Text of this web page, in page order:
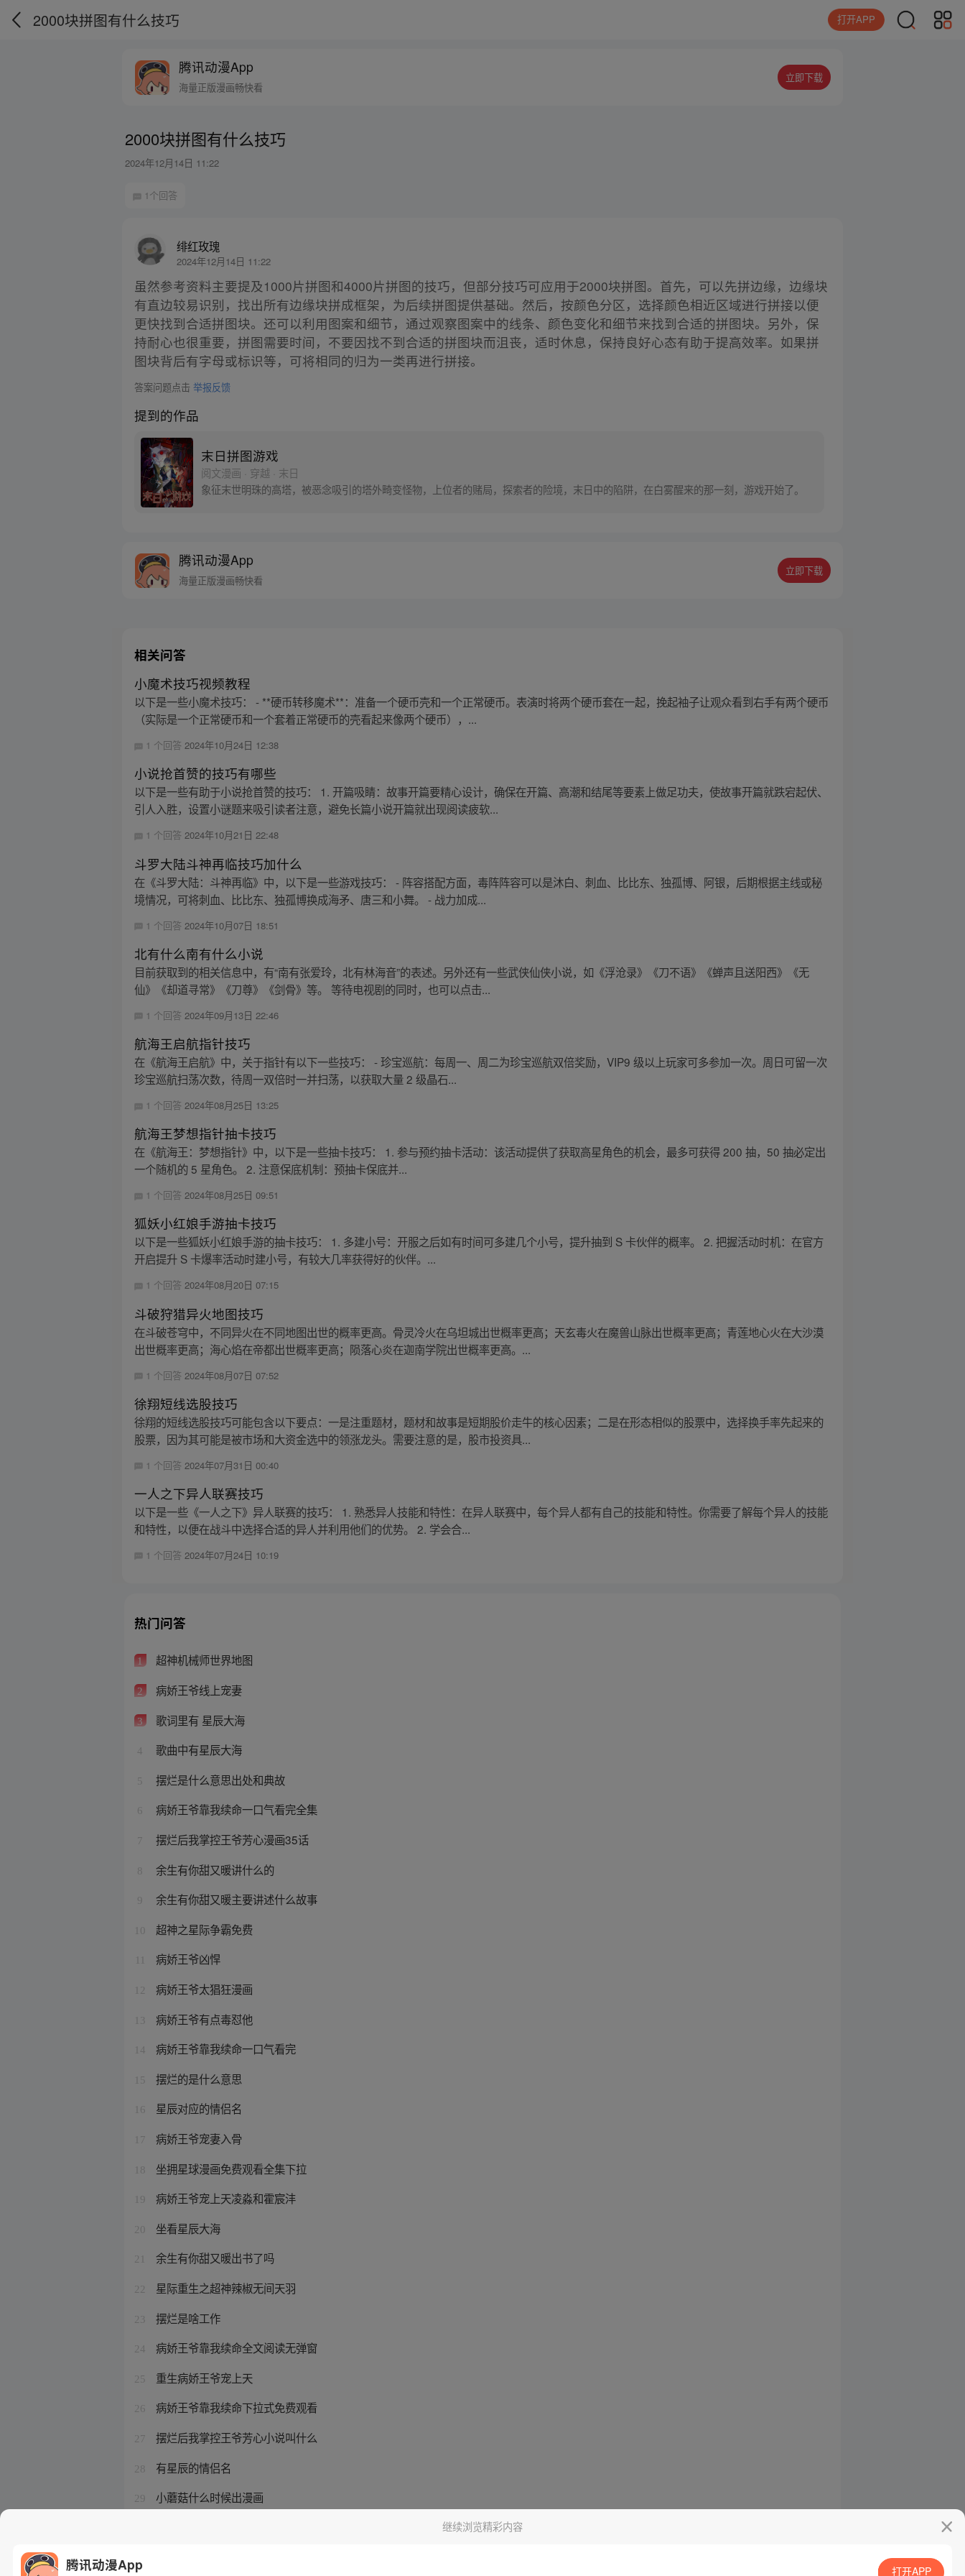
2000块拼图有什么技巧 打开APP
腾讯动漫App
海量正版漫画畅快看
立即下载
2000块拼图有什么技巧
2024年12月14日 11:22
1个回答
绯红玫瑰
2024年12月14日 11:22
虽然参考资料主要提及1000片拼图和4000片拼图的技巧，但部分技巧可应用于2000块拼图。首先，可以先拼边缘，边缘块
有直边较易识别，找出所有边缘块拼成框架，为后续拼图提供基础。然后，按颜色分区，选择颜色相近区域进行拼接以便
更快找到合适拼图块。还可以利用图案和细节，通过观察图案中的线条、颜色变化和细节来找到合适的拼图块。另外，保
持耐心也很重要，拼图需要时间，不要因找不到合适的拼图块而沮丧，适时休息，保持良好心态有助于提高效率。如果拼
图块背后有字母或标识等，可将相同的归为一类再进行拼接。
答案问题点击举报反馈
提到的作品
末日拼图游戏
阅文漫画 · 穿越 · 末日
象征末世明珠的高塔，被恶念吸引的塔外畸变怪物，上位者的赌局，探索者的险境，末日中的陷阱，在白雾醒来的那一刻，游戏开始了。
腾讯动漫App
海量正版漫画畅快看
立即下载
相关问答
小魔术技巧视频教程
以下是一些小魔术技巧： - **硬币转移魔术**：准备一个硬币壳和一个正常硬币。表演时将两个硬币套在一起，挽起袖子让观众看到右手有两个硬币
（实际是一个正常硬币和一个套着正常硬币的壳看起来像两个硬币），...
1 个回答2024年10月24日 12:38
小说抢首赞的技巧有哪些
以下是一些有助于小说抢首赞的技巧： 1. 开篇吸睛：故事开篇要精心设计，确保在开篇、高潮和结尾等要素上做足功夫，使故事开篇就跌宕起伏、
引人入胜，设置小谜题来吸引读者注意，避免长篇小说开篇就出现阅读疲软...
1 个回答2024年10月21日 22:48
斗罗大陆斗神再临技巧加什么
在《斗罗大陆：斗神再临》中，以下是一些游戏技巧： - 阵容搭配方面，毒阵阵容可以是沐白、刺血、比比东、独孤博、阿银，后期根据主线或秘
境情况，可将刺血、比比东、独孤博换成海矛、唐三和小舞。 - 战力加成...
1 个回答 2024年10月07日 18:51
北有什么南有什么小说
目前获取到的相关信息中，有“南有张爱玲，北有林海音”的表述。另外还有一些武侠仙侠小说，如《浮沧录》《刀不语》《蝉声且送阳西》《无
仙》《却道寻常》《刀尊》《剑骨》等。 等待电视剧的同时，也可以点击...
1 个回答 2024年09月13日 22:46
航海王启航指针技巧
在《航海王启航》中，关于指针有以下一些技巧： - 珍宝巡航：每周一、周二为珍宝巡航双倍奖励，VIP9 级以上玩家可多参加一次。周日可留一次
珍宝巡航扫荡次数，待周一双倍时一并扫荡，以获取大量 2 级晶石...
1 个回答2024年08月25日 13:25
航海王梦想指针抽卡技巧
在《航海王：梦想指针》中，以下是一些抽卡技巧： 1. 参与预约抽卡活动：该活动提供了获取高星角色的机会，最多可获得 200 抽，50 抽必定出
一个随机的 5 星角色。 2. 注意保底机制：预抽卡保底并...
1 个回答2024年08月25日 09:51
狐妖小红娘手游抽卡技巧
以下是一些狐妖小红娘手游的抽卡技巧： 1. 多建小号：开服之后如有时间可多建几个小号，提升抽到 S 卡伙伴的概率。 2. 把握活动时机：在官方
开启提升 S 卡爆率活动时建小号，有较大几率获得好的伙伴。...
1 个回答2024年08月20日 07:15
斗破狩猎异火地图技巧
在斗破苍穹中，不同异火在不同地图出世的概率更高。骨灵冷火在乌坦城出世概率更高；天玄毒火在魔兽山脉出世概率更高；青莲地心火在大沙漠
出世概率更高；海心焰在帝都出世概率更高；陨落心炎在迦南学院出世概率更高。...
1 个回答 2024年08月07日 07:52
徐翔短线选股技巧
徐翔的短线选股技巧可能包含以下要点：一是注重题材，题材和故事是短期股价走牛的核心因素；二是在形态相似的股票中，选择换手率先起来的
股票，因为其可能是被市场和大资金选中的领涨龙头。需要注意的是，股市投资具...
1 个回答 2024年07月31日 00:40
一人之下异人联赛技巧
以下是一些《一人之下》异人联赛的技巧： 1. 熟悉异人技能和特性：在异人联赛中，每个异人都有自己的技能和特性。你需要了解每个异人的技能
和特性，以便在战斗中选择合适的异人并利用他们的优势。 2. 学会合...
1 个回答2024年07月24日 10:19
热门问答
1 超神机械师世界地图
2 病娇王爷线上宠妻
3 歌词里有 星辰大海
4 歌曲中有星辰大海
5 摆烂是什么意思出处和典故
6 病娇王爷靠我续命一口气看完全集
7 摆烂后我掌控王爷芳心漫画35话
8 余生有你甜又暖讲什么的
9 余生有你甜又暖主要讲述什么故事
10 超神之星际争霸免费
病娇王爷凶悍
12 病娇王爷太猖狂漫画
13 病娇王爷有点毒怼他
14 病娇王爷靠我续命一口气看完
15 摆烂的是什么意思
16 星辰对应的情侣名
17 病娇王爷宠妻入骨
18 坐拥星球漫画免费观看全集下拉
19 病娇王爷宠上天凌淼和霍宸沣
20 坐看星辰大海
21 余生有你甜又暖出书了吗
22 星际重生之超神辣椒无间天羽
23 摆烂是啥工作
24 病娇王爷靠我续命全文阅读无弹窗
25 重生病娇王爷宠上天
26 病娇王爷靠我续命下拉式免费观看
27 摆烂后我掌控王爷芳心小说叫什么
28 有星辰的情侣名
29 小蘑菇什么时候出漫画
继续浏览精彩内容
腾讯动漫App 打开APP